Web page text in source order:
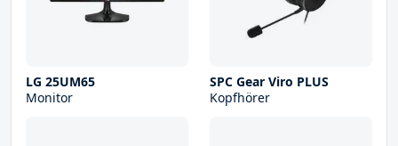
LG 25UM65
Monitor
SPC Gear Viro PLUS
Kopfhörer